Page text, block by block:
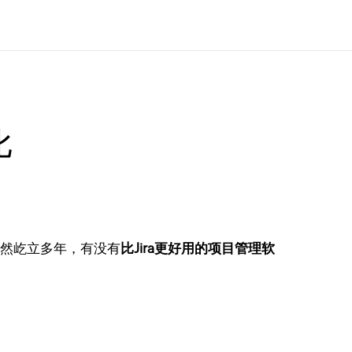
屹立多年，有没有比Jira更好用的项目管理软